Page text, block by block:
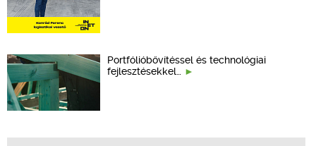
Portfólióbővítéssel és technológiai
fejlesztésekkel…